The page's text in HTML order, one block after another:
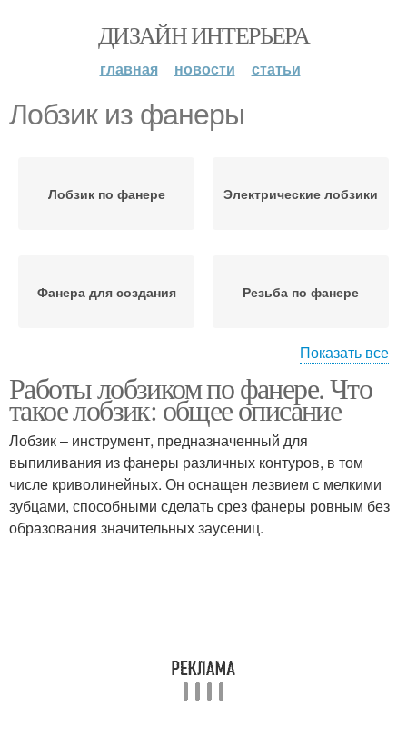
ДИЗАЙН ИНТЕРЬЕРА
главная новости статьи
Лобзик из фанеры
Лобзик по фанере Электрические лобзики
Фанера для создания Резьба по фанере
Ручные лобзики Лобзик для детей
Показать все
Работы лобзиком по фанере. Что
такое лобзик: общее описание
Лобзик – инструмент, предназначенный для
выпиливания из фанеры различных контуров, в том
числе криволинейных. Он оснащен лезвием с мелкими
зубцами, способными сделать срез фанеры ровным без
образования значительных заусениц.